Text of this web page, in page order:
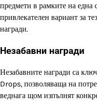
предмети в рамките на една
привлекателен вариант за
награди.
Незабавни награди
Незабавните награди са
Drops, позволяваща на
веднага щом изпълнят